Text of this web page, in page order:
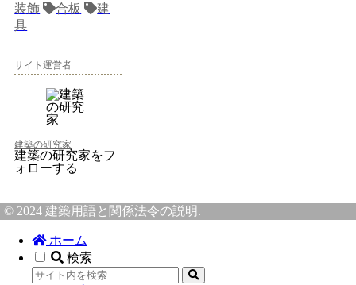
装飾
合板
建
具
サイト運営者
建築の研究家
建築の研究家をフ
ォローする
© 2024 建築用語と関係法令の説明.
ホーム
検索